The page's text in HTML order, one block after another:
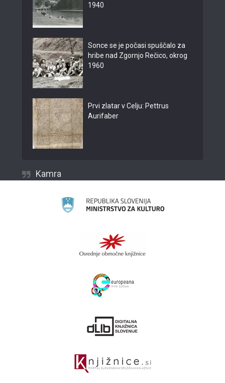
1940
Sonce se je počasi spuščalo za
hribe nad Zgornjo Rečico, okrog
1960
Prvi zlatar v Celju: Pettrus
Aurifaber
Kamra